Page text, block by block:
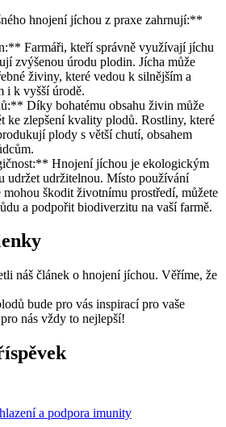
hnojení jíchou z⁤ praxe zahrnují:**
Farmáři, kteří správně využívají jíchu
zvýšenou úrodu plodin. Jícha může
živiny, které vedou k ‌silnějším ⁤a
i k⁣ vyšší úrodě.
Díky bohatému obsahu živin může‍
ke ⁢zlepšení kvality plodů. Rostliny, které
plody​ s ⁢větší chutí, obsahem
Hnojení jíchou je ekologickým‍
⁣udržet udržitelnou. Místo používání
škodit životnímu prostředí, ⁢můžete
a podpořit biodiverzitu na vaší farmě.
náš článek o hnojení jíchou. Věříme, že
bude pro vás inspirací pro vaše
⁢nás vždy to nejlepší!
a podpora imunity